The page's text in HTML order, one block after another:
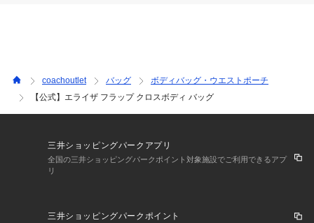
coachoutlet バッグ
ボディバッグ・ウエストポーチ
【公式】エライザ フラップ クロスボディ バッグ
三井ショッピングパークアプリ
全国の三井ショッピングパークポイント対象施設でご利用できるアプ
リ
三井ショッピングパークポイント